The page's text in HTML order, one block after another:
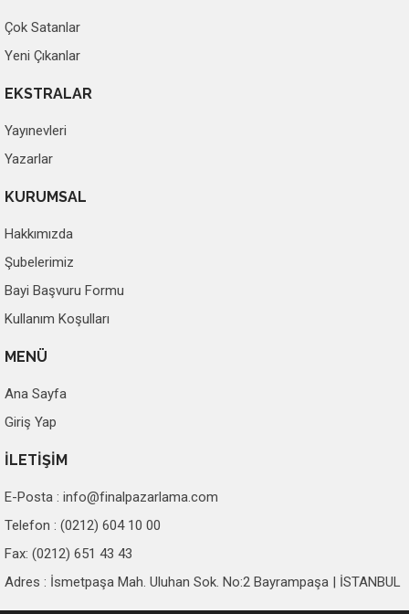
Çok Satanlar
Yeni Çıkanlar
EKSTRALAR
Yayınevleri
Yazarlar
KURUMSAL
Hakkımızda
Şubelerimiz
Bayi Başvuru Formu
Kullanım Koşulları
MENÜ
Ana Sayfa
Giriş Yap
İLETİŞİM
E-Posta : info@finalpazarlama.com
Telefon : (0212) 604 10 00
Fax: (0212) 651 43 43
Adres : İsmetpaşa Mah. Uluhan Sok. No:2 Bayrampaşa | İSTANBUL